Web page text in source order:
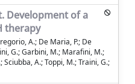
Development of a
therapy
A.; De Maria, P.; De
G.; Garbini, M.; Marafini, M.;
Sciubba, A.; Toppi, M.; Traini, G.;